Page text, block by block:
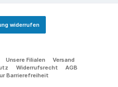
widerrufen
Unsere Filialen
Versand
Widerrufsrecht
AGB
Barrierefreiheit